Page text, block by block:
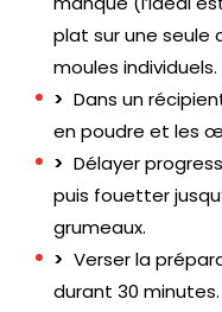
plat sur une seule
moules individuels.
> Dans un
en poudre et les
> Délayer
puis fouetter
grumeaux.
> Verser la
durant 30 minutes.